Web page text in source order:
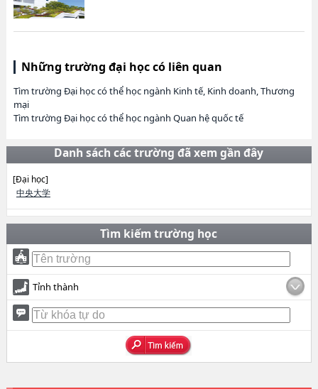
Những trường đại học có liên quan
Tìm trường Đại học có thể học ngành Kinh tế, Kinh doanh, Thương
mại
Tìm trường Đại học có thể học ngành Quan hệ quốc tế
Danh sách các trường đã xem gần đây
[Đại học]
中央大学
Tìm kiếm trường học
Tỉnh thành